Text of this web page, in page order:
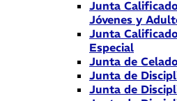
Junta
Jóvenes y
Junta
Especial
Junta de
Junta de
Junta de